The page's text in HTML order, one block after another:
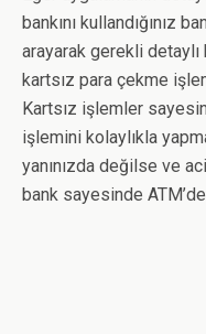
bankını kullandığınız
arayarak gerekli
kartsız para çekme
Kartsız işlemler
işlemini kolaylıkla
yanınızda değilse ve
bank sayesinde